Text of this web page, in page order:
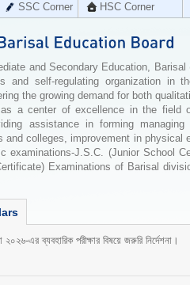
SSC Corner HSC Corner
and Secondary Education,
and self-regulating organization in
the growing demand for both
a center of excellence in the field
assistance in forming
and colleges, improvement in
examinations-J.S.C. (Junior School
Examinations of Barisal
এর ব্যবহারিক পরীক্ষার বিষয়ে জরুরি নির্দেশনা।